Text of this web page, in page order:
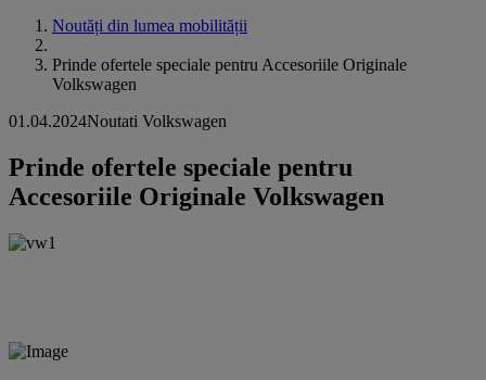
Noutăți din lumea mobilității
Prinde ofertele speciale pentru Accesoriile Originale
Volkswagen
01.04.2024Noutati Volkswagen
Prinde ofertele speciale pentru
Accesoriile Originale Volkswagen